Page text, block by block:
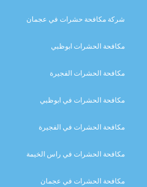
شركة مكافحة حشرات في عجمان
مكافحة الحشرات ابوظبي
مكافحة الحشرات الفجيرة
مكافحة الحشرات في ابوظبي
مكافحة الحشرات في الفجيرة
مكافحة الحشرات في راس الخيمة
مكافحة الحشرات في عجمان